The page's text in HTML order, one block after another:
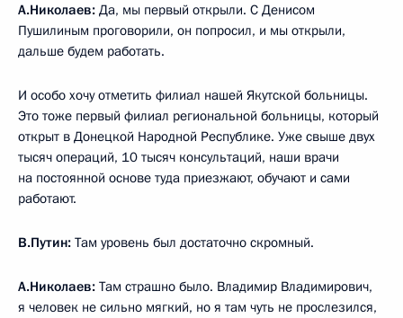
А.Николаев: Да, мы первый открыли. С Денисом
Пушилиным проговорили, он попросил, и мы открыли,
дальше будем работать.
И особо хочу отметить филиал нашей Якутской больницы.
Это тоже первый филиал региональной больницы, который
открыт в Донецкой Народной Республике. Уже свыше двух
тысяч операций, 10 тысяч консультаций, наши врачи
на постоянной основе туда приезжают, обучают и сами
работают.
В.Путин: Там уровень был достаточно скромный.
А.Николаев: Там страшно было. Владимир Владимирович,
я человек не сильно мягкий, но я там чуть не прослезился,